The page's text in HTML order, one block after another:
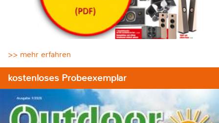
>> mehr erfahren
kostenloses Probeexemplar